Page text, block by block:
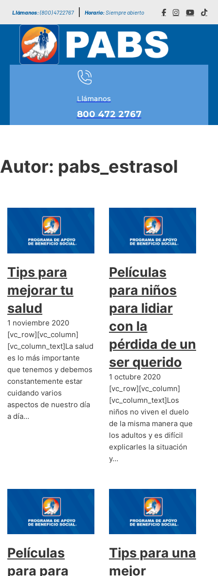
Llámanos:(800) 4722767 Horario:Siempre abierto
Llámanos
800 472 2767
Autor: pabs_estrasol
Tips para
mejorar tu
salud
1 noviembre 2020
[vc_row][vc_column]
[vc_column_text]La salud
es lo más importante
que tenemos y debemos
constantemente estar
cuidando varios
aspectos de nuestro día
a día…
Películas
para niños
para lidiar
con la
pérdida de un
ser querido
1 octubre 2020
[vc_row][vc_column]
[vc_column_text]Los
niños no viven el duelo
de la misma manera que
los adultos y es difícil
explicarles la situación
y…
Películas
para para
Tips para una
mejor